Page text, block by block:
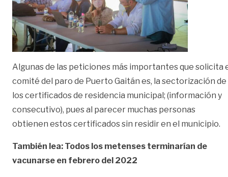
Algunas de las peticiones más importantes que solicita
comité del paro de Puerto Gaitán es, la sectorización de
los certificados de residencia municipal; (información y
consecutivo), pues al parecer muchas personas
obtienen estos certificados sin residir en el municipio.
También lea: Todos los metenses terminarían de
vacunarse en febrero del 2022